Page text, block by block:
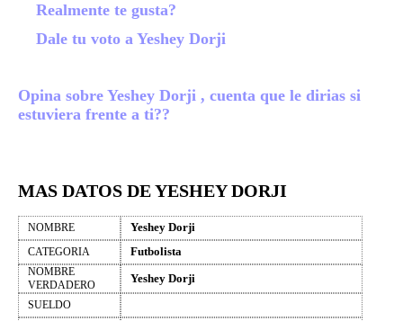
Realmente te gusta?
Dale tu voto a Yeshey Dorji
Opina sobre Yeshey Dorji , cuenta que le dirias si
estuviera frente a ti??
MAS DATOS DE YESHEY DORJI
NOMBRE Yeshey Dorji
CATEGORIA Futbolista
NOMBRE
VERDADERO
Yeshey Dorji
SUELDO